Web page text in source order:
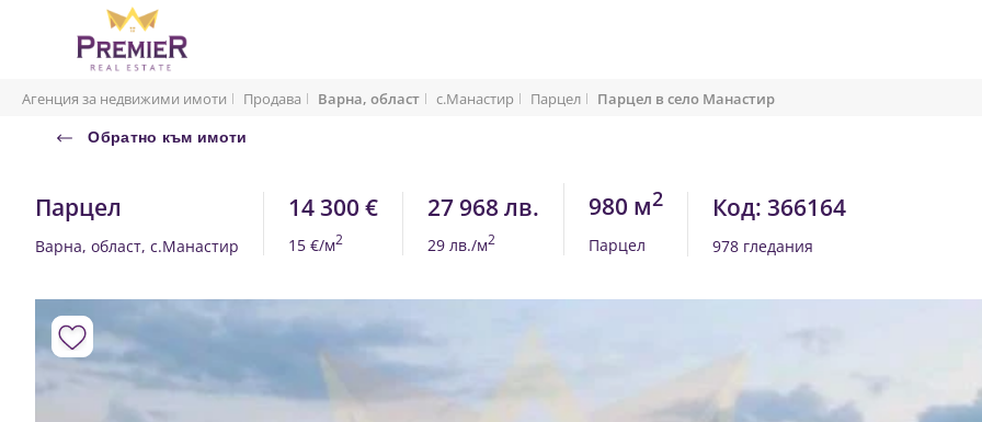
Агенция за недвижими имоти Продава Варна, област с.Манастир Парцел Парцел в село Манастир
Обратно към имоти
Парцел
Варна, област, с.Манастир
14 300 €
15 €/м2
27 968 лв.
29 лв./м2
980 м2
Парцел
Код: 366164
978 гледания